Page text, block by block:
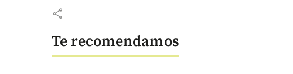
share
Te recomendamos